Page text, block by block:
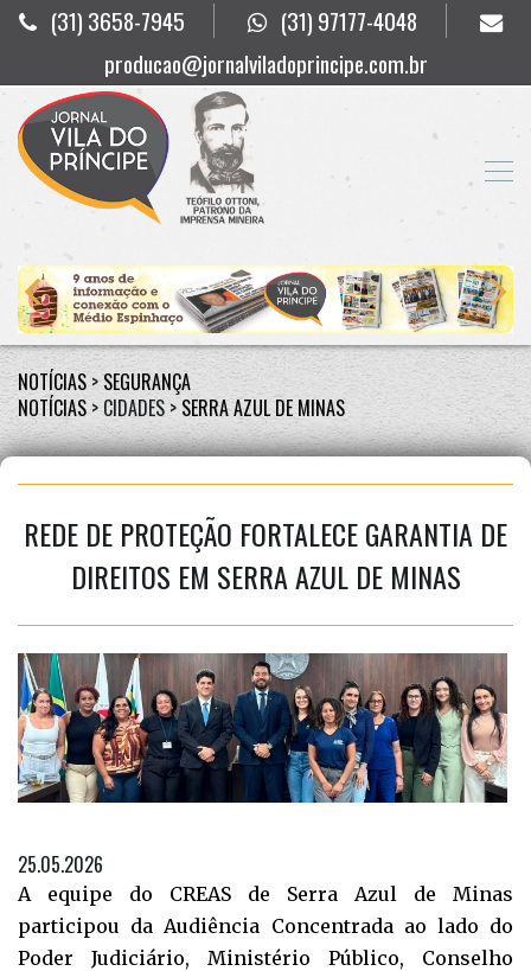
(31) 3658-7945
(31) 97177-4048
producao@jornalviladoprincipe.com.br
NOTÍCIAS > SEGURANÇA
NOTÍCIAS > CIDADES > SERRA AZUL DE MINAS
REDE DE PROTEÇÃO FORTALECE GARANTIA DE
DIREITOS EM SERRA AZUL DE MINAS
25.05.2026
A equipe do CREAS de Serra Azul de Minas
participou da Audiência Concentrada ao lado do
Poder Judiciário, Ministério Público, Conselho